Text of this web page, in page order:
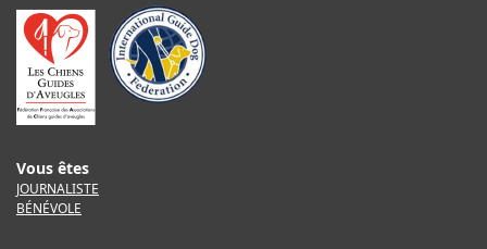
Vous êtes
JOURNALISTE
BÉNÉVOLE